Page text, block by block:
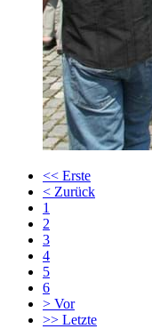
<< Erste
< Zurück
1
2
3
4
5
6
> Vor
>> Letzte